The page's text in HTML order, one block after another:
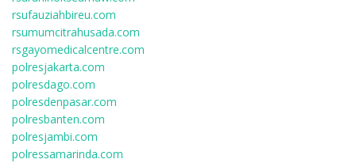
rsufauziahbireu.com
rsumumcitrahusada.com
rsgayomedicalcentre.com
polresjakarta.com
polresdago.com
polresdenpasar.com
polresbanten.com
polresjambi.com
polressamarinda.com